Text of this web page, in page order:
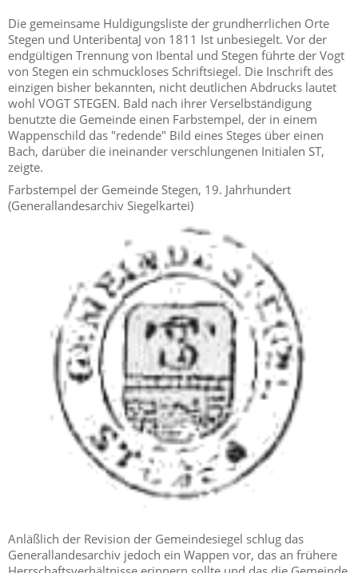
Die gemeinsame Huldigungsliste der grundherrlichen Orte
Stegen und UnteribentaJ von 1811 Ist unbesiegelt. Vor der
endgültigen Trennung von Ibental und Stegen führte der Vogt
von Stegen ein schmuckloses Schriftsiegel. Die Inschrift des
einzigen bisher bekannten, nicht deutlichen Abdrucks lautet
wohl VOGT STEGEN. Bald nach ihrer Verselbständigung
benutzte die Gemeinde einen Farbstempel, der in einem
Wappenschild das "redende" Bild eines Steges über einen
Bach, darüber die ineinander verschlungenen Initialen ST,
zeigte.
Farbstempel der Gemeinde Stegen, 19. Jahrhundert
(Generallandesarchiv Siegelkartei)
Anläßlich der Revision der Gemeindesiegel schlug das
Generallandesarchiv jedoch ein Wappen vor, das an frühere